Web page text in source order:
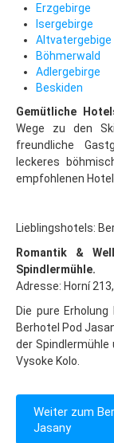
Adlergebirge
Last
Last
Schneeinfo
Silvester
Silvester in
Hotels & Pensionen
Fewos & Häuser
Prag: Hotels &
Vintage-Hotels
AKRIZO-
Unser Shop
Erzgebirge
Isergebirge
Altvatergebige
Böhmerwald
Adlergebirge
Beskiden
Gemütliche
Wege zu den
freundliche
leckeres
empfohlenen
Lieblingshotels:
Romantik &
Spindlermühle.
Adresse: Horní
Die pure
Berhotel Pod
der
Vysoke Kolo.
Weiter zum
Jasany